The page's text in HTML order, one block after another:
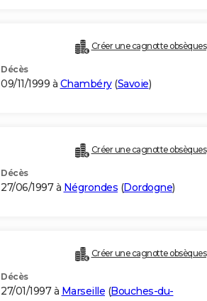
Créer une cagnotte obsèques
Décès
09/11/1999 à Chambéry(Savoie)
Créer une cagnotte obsèques
Décès
27/06/1997 à Négrondes (Dordogne)
Créer une cagnotte obsèques
Décès
27/01/1997 à Marseille (Bouches-du-